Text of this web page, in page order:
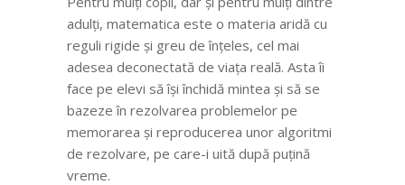
adulți, matematica este o materia aridă cu
reguli rigide și greu de înțeles, cel mai
adesea deconectată de viața reală. Asta îi
face pe elevi să își închidă mintea și să se
bazeze în rezolvarea problemelor pe
memorarea și reproducerea unor algoritmi
de rezolvare, pe care-i uită după puțină
vreme.